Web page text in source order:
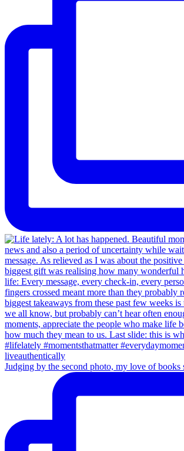
Judging by the second photo, my love of books